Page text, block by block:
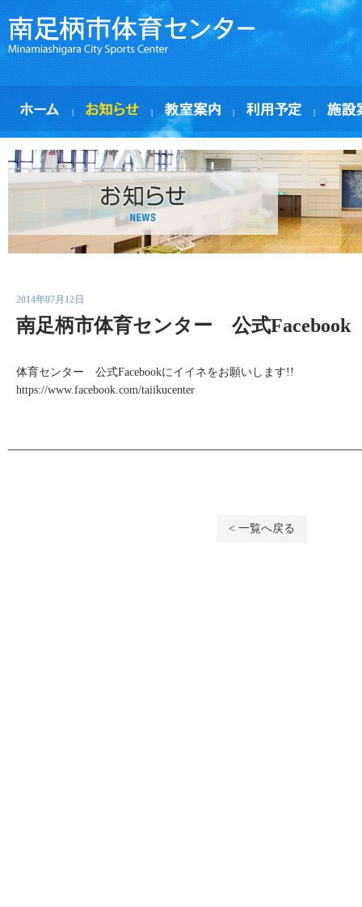
| | | |
2014年07月12日
南足柄市体育センター 公式Facebook
体育センター 公式Facebookにイイネをお願いします!!
https://www.facebook.com/taiikucenter
< 一覧へ戻る